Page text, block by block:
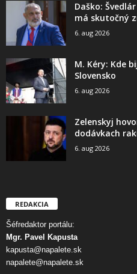
Daško:
má skutočný
6. aug 2026
M. Kéry: Kde
Slovensko
6. aug 2026
Zelenskyj
dodávkach
6. aug 2026
REDAKCIA
Šéfredaktor portálu:
Mgr. Pavel Kapusta
kapusta@napalete.sk
napalete@napalete.sk